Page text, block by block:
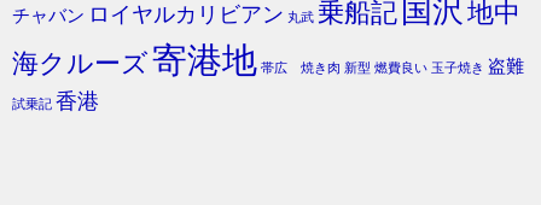
チャバン ロイヤルカリビアン 丸武 乗船記 国沢 地中
海クルーズ寄港地 帯広 焼き肉 新型 燃費良い 玉子焼き 盗難
試乗記 香港